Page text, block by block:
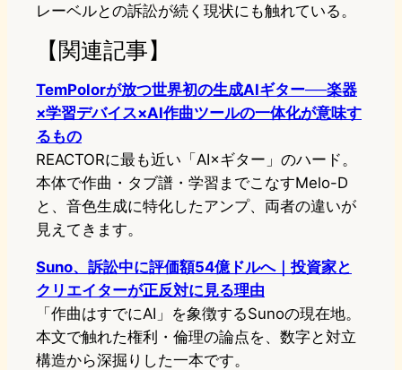
レーベルとの訴訟が続く現状にも触れている。
【関連記事】
TemPolorが放つ世界初の生成AIギター──楽器
×学習デバイス×AI作曲ツールの一体化が意味す
るもの
REACTORに最も近い「AI×ギター」のハード。
本体で作曲・タブ譜・学習までこなすMelo-D
と、音色生成に特化したアンプ、両者の違いが
見えてきます。
Suno、訴訟中に評価額54億ドルへ｜投資家と
クリエイターが正反対に見る理由
「作曲はすでにAI」を象徴するSunoの現在地。
本文で触れた権利・倫理の論点を、数字と対立
構造から深掘りした一本です。